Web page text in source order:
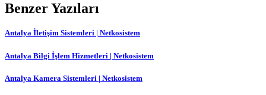
Benzer Yazıları
Antalya İletişim Sistemleri | Netkosistem
Antalya Bilgi İşlem Hizmetleri | Netkosistem
Antalya Kamera Sistemleri | Netkosistem